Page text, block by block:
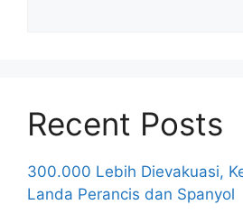
Recent Posts
300.000 Lebih Dievakuasi,
Landa Perancis dan Spanyol